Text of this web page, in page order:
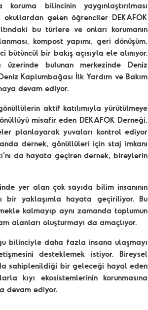
bilincinin yaygınlaştırılması
okullardan gelen öğrenciler DEKAFOK
bu türlere ve onları korumanın
kompost yapımı, geri dönüşüm,
bir bakış açısıyla ele alınıyor.
üzerinde bulunan merkezinde Deniz
Kaplumbağası İlk Yardım ve Bakım
devam ediyor.
aktif katılımıyla yürütülmeye
misafir eden DEKAFOK Derneği,
planlayarak yuvaları kontrol ediyor
dernek, gönüllüleri için staj imkanı
da hayata geçiren dernek, bireylerin
yer alan çok sayıda bilim insanının
bir yaklaşımla hayata geçiriliyor. Bu
kalmayıp aynı zamanda toplumun
alanları oluşturmayı da amaçlıyor.
bilinciyle daha fazla insana ulaşmayı
desteklemek istiyor. Bireysel
sahiplenildiği bir geleceği hayal eden
kıyı ekosistemlerinin korunmasına
devam ediyor.